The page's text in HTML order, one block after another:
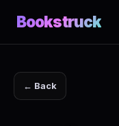
Bookstruck
← Back